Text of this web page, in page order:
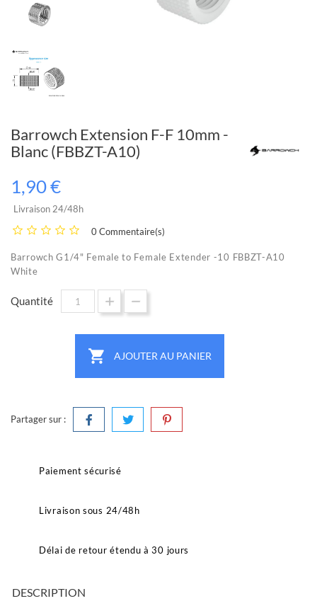
Barrowch Extension F-F 10mm -
Blanc (FBBZT-A10)
1,90 €
Livraison 24/48h
0 Commentaire(s)
Barrowch G1/4" Female to Female Extender -10 FBBZT-A10
White
Quantité
 AJOUTER AU PANIER
Partager sur :
Paiement sécurisé
Livraison sous 24/48h
Délai de retour étendu à 30 jours
DESCRIPTION